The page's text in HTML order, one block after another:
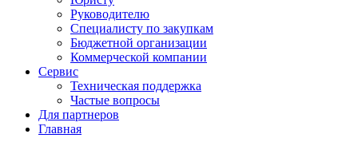
Руководителю
Специалисту по закупкам
Бюджетной организации
Коммерческой компании
Сервис
Техническая поддержка
Частые вопросы
Для партнеров
Главная